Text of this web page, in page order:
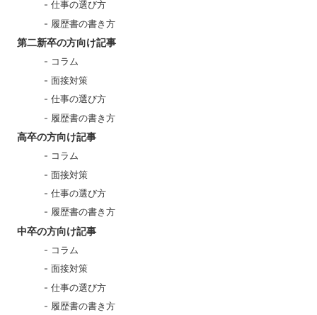
仕事の選び方
履歴書の書き方
第二新卒の方向け記事
コラム
面接対策
仕事の選び方
履歴書の書き方
高卒の方向け記事
コラム
面接対策
仕事の選び方
履歴書の書き方
中卒の方向け記事
コラム
面接対策
仕事の選び方
履歴書の書き方